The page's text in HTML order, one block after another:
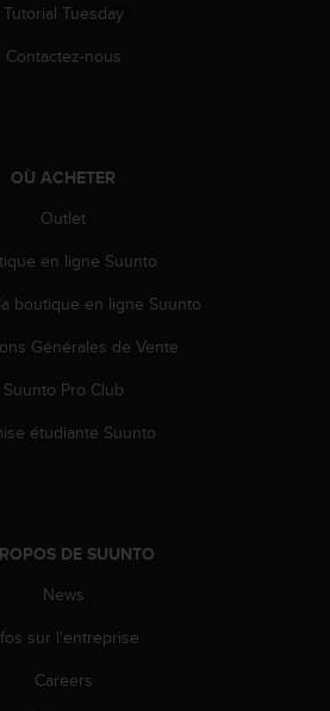
Tutorial Tuesday
Contactez-nous
OÙ ACHETER
Outlet
en ligne Suunto
boutique en ligne Suunto
Générales de Vente
Suunto Pro Club
étudiante Suunto
DE SUUNTO
News
sur l'entreprise
Careers